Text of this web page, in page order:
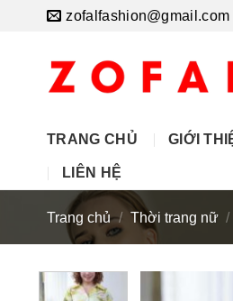
zofalfashion@gmail.com
TRANG CHỦ GIỚI
LIÊN HỆ
Trang chủ / Thời trang nữ /